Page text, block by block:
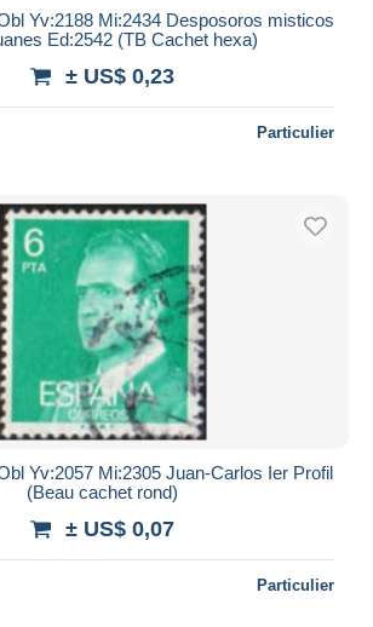
Yv:2188 Mi:2434 Desposoros misticos
Ed:2542 (TB Cachet hexa)
± US$ 0,23
Particulier
Yv:2057 Mi:2305 Juan-Carlos Ier Profil
(Beau cachet rond)
± US$ 0,07
Particulier